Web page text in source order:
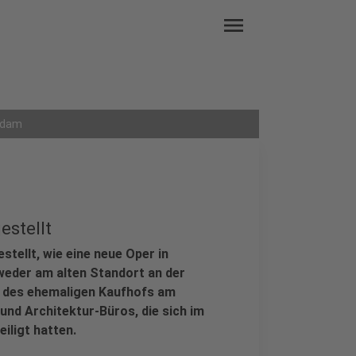
menu
wie eine neue Oper in
am alten Standort an der
ehemaligen Kaufhofs am
Architektur-Büros, die sich im
hatten.